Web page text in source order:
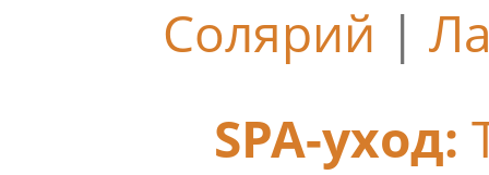
Солярий |
SPA-уход: